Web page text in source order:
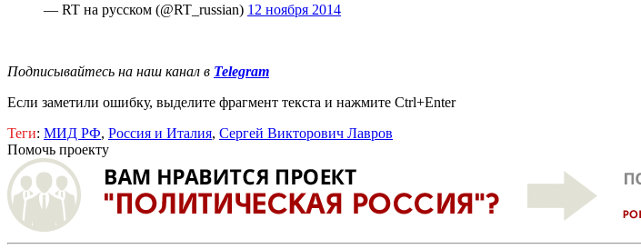
— RT на русском (@RT_russian) 12 ноября 2014
Подписывайтесь на наш канал в Telegram
Если заметили ошибку, выделите фрагмент текста и нажмите Ctrl+Enter
Теги: МИД РФ, Россия и Италия, Сергей Викторович Лавров
Помочь проекту